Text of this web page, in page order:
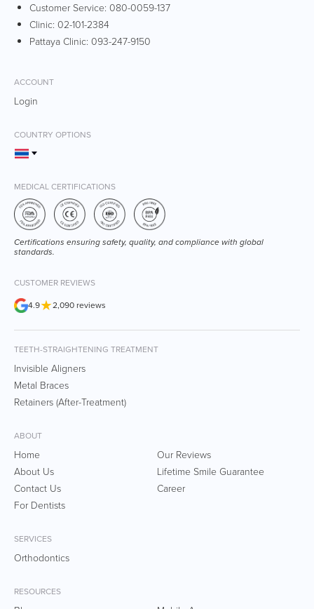
Customer Service: 080-0059-137
Clinic: 02-101-2384
Pattaya Clinic: 093-247-9150
ACCOUNT
Login
COUNTRY OPTIONS
MEDICAL CERTIFICATIONS
Certifications ensuring safety, quality, and compliance with global
standards.
CUSTOMER REVIEWS
4.9★2,090 reviews
TEETH-STRAIGHTENING TREATMENT
Invisible Aligners
Metal Braces
Retainers (After-Treatment)
ABOUT
Home
About Us
Contact Us
For Dentists
Our Reviews
Lifetime Smile Guarantee
Career
SERVICES
Orthodontics
RESOURCES